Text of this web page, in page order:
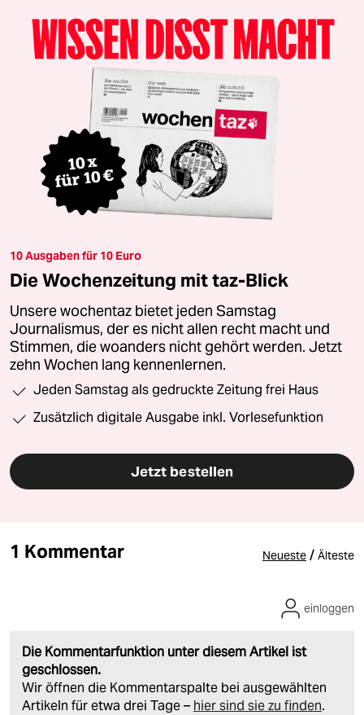
10 Ausgaben für 10 Euro
Die Wochenzeitung mit taz-Blick
Unsere wochentaz bietet jeden Samstag
Journalismus, der es nicht allen recht macht und
Stimmen, die woanders nicht gehört werden. Jetzt
zehn Wochen lang kennenlernen.
Jeden Samstag als gedruckte Zeitung frei Haus
Zusätzlich digitale Ausgabe inkl. Vorlesefunktion
Jetzt bestellen
1 Kommentar Neueste / Älteste
Die Kommentarfunktion unter diesem Artikel ist
geschlossen.
Wir öffnen die Kommentarspalte bei ausgewählten
Artikeln für etwa drei Tage – hier sind sie zu finden.
einloggen